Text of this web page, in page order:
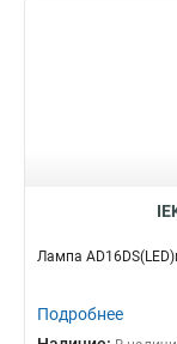
Лампа
Подробнее